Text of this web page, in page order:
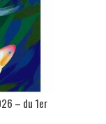
– du 1er